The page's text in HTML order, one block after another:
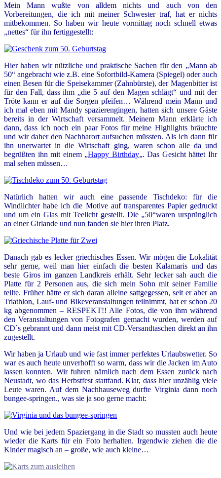
Mein Mann wußte von alldem nichts und auch von den
Vorbereitungen, die ich mit meiner Schwester traf, hat er nichts
mitbekommen. So haben wir heute vormittag noch schnell etwas
„nettes“ für ihn fertiggestellt:
Hier haben wir nützliche und praktische Sachen für den „Mann ab
50“ angebracht wie z.B. eine Sofortbild-Kamera (Spiegel) oder auch
einen Besen für die Speisekammer (Zahnbürste), der Magenbitter ist
für den Fall, dass ihm „die 5 auf den Magen schlägt“ und mit der
Tröte kann er auf die Sorgen pfeifen… Während mein Mann und
ich mal eben mit Mandy spazierengingen, hatten sich unsere Gäste
bereits in der Wirtschaft versammelt. Meinem Mann erklärte ich
dann, dass ich noch ein paar Fotos für meine Highlights bräuchte
und wir daher den Nachbarort aufsuchen müssten. Als ich dann für
ihn unerwartet in die Wirtschaft ging, waren schon alle da und
begrüßten ihn mit einem „Happy Birthday„. Das Gesicht hättet Ihr
mal sehen müssen…
Natürlich hatten wir auch eine passende Tischdeko: für die
Windlichter habe ich die Motive auf transparentes Papier gedruckt
und um ein Glas mit Teelicht gestellt. Die „50“waren ursprünglich
an einer Girlande und nun fanden sie hier ihren Platz.
Danach gab es lecker griechisches Essen. Wir mögen die Lokalität
sehr gerne, weil man hier einfach die besten Kalamaris und das
beste Giros im ganzen Landkreis erhält. Sehr lecker sah auch die
Platte für 2 Personen aus, die sich mein Sohn mit seiner Familie
teilte. Früher hätte er sich daran alleine sattgegessen, seit er aber an
Triathlon, Lauf- und Bikeveranstaltungen teilnimmt, hat er schon 20
kg abgenommen – RESPEKT!! Alle Fotos, die von ihm während
den Veranstaltungen von Fotografen gemacht wurden, werden auf
CD´s gebrannt und dann meist mitCD-Versandtaschen direkt an ihn
zugestellt.
Wir haben ja Urlaub und wie fast immer perfektes Urlaubswetter. So
war es auch heute unverhofft so warm, dass wir die Jacken im Auto
lassen konnten. Wir fuhren nämlich nach dem Essen zurück nach
Neustadt, wo das Herbstfest stattfand. Klar, dass hier unzählig viele
Leute waren. Auf dem Nachhauseweg durfte Virginia dann noch
bungee-springen., was sie ja soo gerne macht:
Und wie bei jedem Spaziergang in die Stadt so mussten auch heute
wieder die Karts für ein Foto herhalten. Irgendwie ziehen die die
Kinder magisch an – große, wie auch kleine…